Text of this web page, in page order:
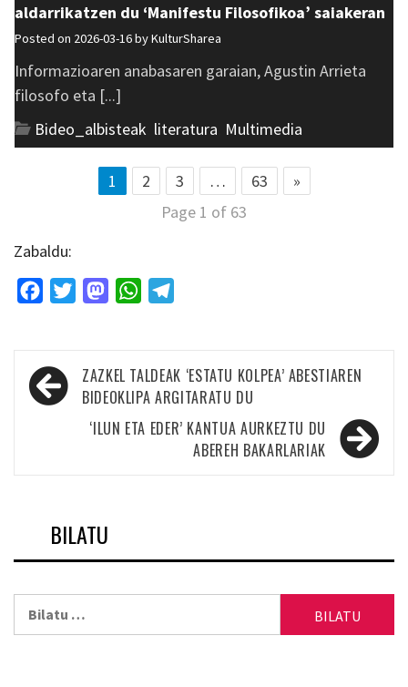
aldarrikatzen du ‘Manifestu Filosofikoa’ saiakeran
Posted on 2026-03-16 byKulturSharea
Informazioaren anabasaren garaian, Agustin Arrieta
filosofo eta [...]
Bideo_albisteak literatura Multimedia
1 2 3 … 63
»
Page 1 of 63
Zabaldu:
FacebookTwitterMastodonWhatsApp
Bidalketetan
zehar
nabigatu
ZAZKEL TALDEAK ‘ESTATU KOLPEA’ ABESTIAREN
BIDEOKLIPA ARGITARATU DU
‘ILUN ETA EDER’ KANTUA AURKEZTU DU
ABEREH BAKARLARIAK
BILATU